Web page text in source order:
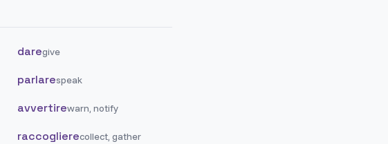
daregive
parlarespeak
avvertirewarn, notify
raccoglierecollect, gather